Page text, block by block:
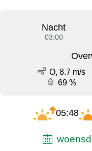
Nacht
03:00
O, 8.7 m/s
69 %
05:48